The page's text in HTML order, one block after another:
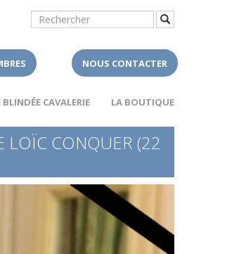
NOUS CONTACTER
BLINDÉE CAVALERIE LA BOUTIQUE
LOÏC CONQUER (22